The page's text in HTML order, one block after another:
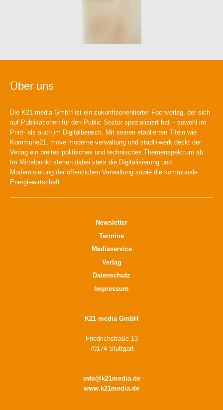
Über uns
Die K21 media GmbH ist ein zukunftsorientierter Fachverlag, der sich
auf Publikationen für den Public Sector spezialisiert hat – sowohl im
Print- als auch im Digitalbereich. Mit seinen etablierten Titeln wie
Kommune21, move moderne verwaltung und stadt+werk deckt der
Verlag ein breites politisches und technisches Themenspektrum ab.
Im Mittelpunkt stehen dabei stets die Digitalisierung und
Modernisierung der öffentlichen Verwaltung sowie die kommunale
Energiewirtschaft.
Newsletter
Termine
Mediaservice
Verlag
Datenschutz
Impressum
K21 media GmbH
Friedrichstraße 13
70174 Stuttgart
info@k21media.de
www.k21media.de